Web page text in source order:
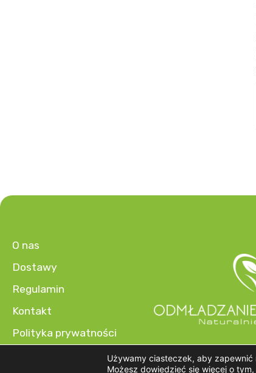
O nas
Dostawy
Regulamin
Kontakt
Polityka prywatności
Używamy ciasteczek, aby
Możesz dowiedzieć się więcej o